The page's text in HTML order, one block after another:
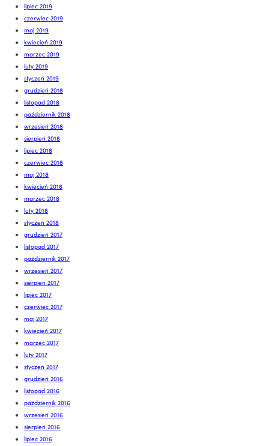
lipiec 2019
czerwiec 2019
maj 2019
kwiecień 2019
marzec 2019
luty 2019
styczeń 2019
grudzień 2018
listopad 2018
październik 2018
wrzesień 2018
sierpień 2018
lipiec 2018
czerwiec 2018
maj 2018
kwiecień 2018
marzec 2018
luty 2018
styczeń 2018
grudzień 2017
listopad 2017
październik 2017
wrzesień 2017
sierpień 2017
lipiec 2017
czerwiec 2017
maj 2017
kwiecień 2017
marzec 2017
luty 2017
styczeń 2017
grudzień 2016
listopad 2016
październik 2016
wrzesień 2016
sierpień 2016
lipiec 2016